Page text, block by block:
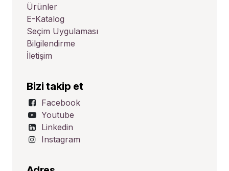
Ürünler
E-Katalog
Seçim Uygulaması
Bilgilendirme
İletişim
Bizi takip et
Facebook
Youtube
Linkedin
Instagram